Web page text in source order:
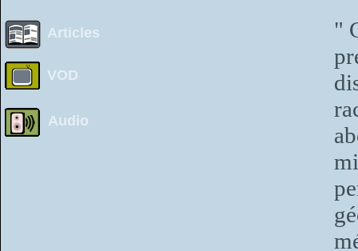
Articles
VOD
Audio
"